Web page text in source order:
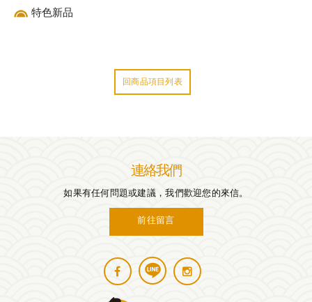
特色新品
回商品項目列表
連絡我們
如果有任何問題或建議，我們歡迎您的來信。
前往留言